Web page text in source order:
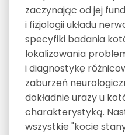
zaczynając od jej
i fizjologii układu
specyfiki badania
lokalizowania
i diagnostykę
zaburzeń
dokładnie urazy u
charakterystyką.
wszystkie "kocie